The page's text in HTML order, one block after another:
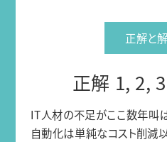
正解と
正解 1, 2,
IT人材の不足がここ数年叫
自動化は単純なコスト削減